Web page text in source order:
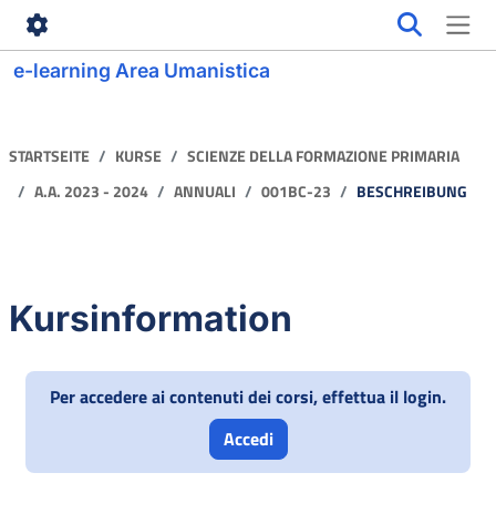
Zum Hauptinhalt
e-learning Area Umanistica
STARTSEITE KURSE
SCIENZE DELLA FORMAZIONE PRIMARIA
A.A. 2023 - 2024
ANNUALI 001BC-23 BESCHREIBUNG
Kursinformation
Per accedere ai contenuti dei corsi, effettua il login.
Accedi